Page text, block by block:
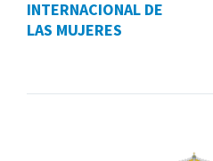
INTERNACIONAL DE
LAS MUJERES